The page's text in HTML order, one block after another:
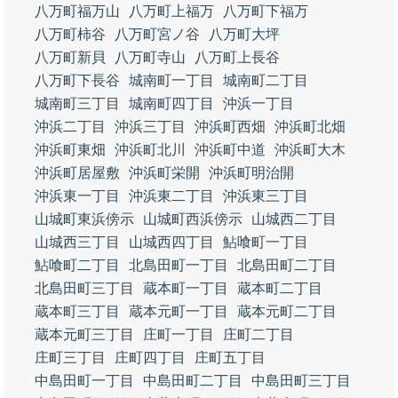
八万町福万山
八万町上福万
八万町下福万
八万町柿谷
八万町宮ノ谷
八万町大坪
八万町新貝
八万町寺山
八万町上長谷
八万町下長谷
城南町一丁目
城南町二丁目
城南町三丁目
城南町四丁目
沖浜一丁目
沖浜二丁目
沖浜三丁目 沖浜町西畑
沖浜町北畑
沖浜町東畑
沖浜町北川 沖浜町中道
沖浜町大木
沖浜町居屋敷
沖浜町栄開
沖浜町明治開
沖浜東一丁目
沖浜東二丁目
沖浜東三丁目
山城町東浜傍示
山城町西浜傍示
山城西二丁目
山城西三丁目
山城西四丁目
鮎喰町一丁目
鮎喰町二丁目
北島田町一丁目
北島田町二丁目
北島田町三丁目
蔵本町一丁目
蔵本町二丁目
蔵本町三丁目
蔵本元町一丁目
蔵本元町二丁目
蔵本元町三丁目
庄町一丁目
庄町二丁目
庄町三丁目
庄町四丁目
庄町五丁目
中島田町一丁目
中島田町二丁目
中島田町三丁目